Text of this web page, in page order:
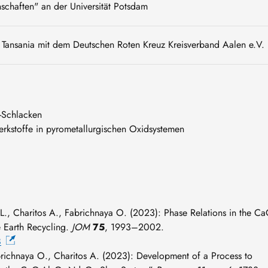
an der Universität Potsdam
mit dem Deutschen Roten Kreuz Kreisverband Aalen e.V.
in pyrometallurgischen Oxidsystemen
Charitos A., Fabrichnaya O. (2023): Phase Relations in the
Recycling. JOM 75, 1993–2002.
O., Charitos A. (2023): Development of a Process to